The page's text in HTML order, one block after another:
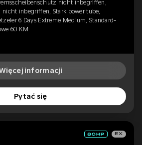
nicht inbegriffen,
nicht inbegriffen, Stark power tube,
6 Days Extreme Medium, Standard-
60 KM
informacji
Pytać się
EX